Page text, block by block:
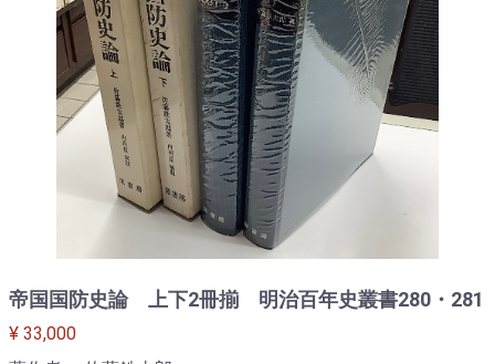
帝国国防史論 上下2冊揃 明治百年史叢書280・281
¥ 33,000